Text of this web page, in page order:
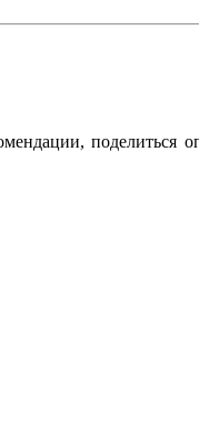
поделиться